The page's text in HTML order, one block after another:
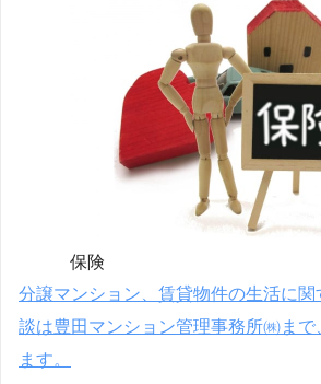
保険
分譲マンション、賃貸物件の生活に関
談は豊田マンション管理事務所㈱まで
ます。